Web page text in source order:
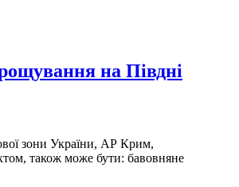
на Півдні
зони України, АР Крим,
також може бути: бавовняне